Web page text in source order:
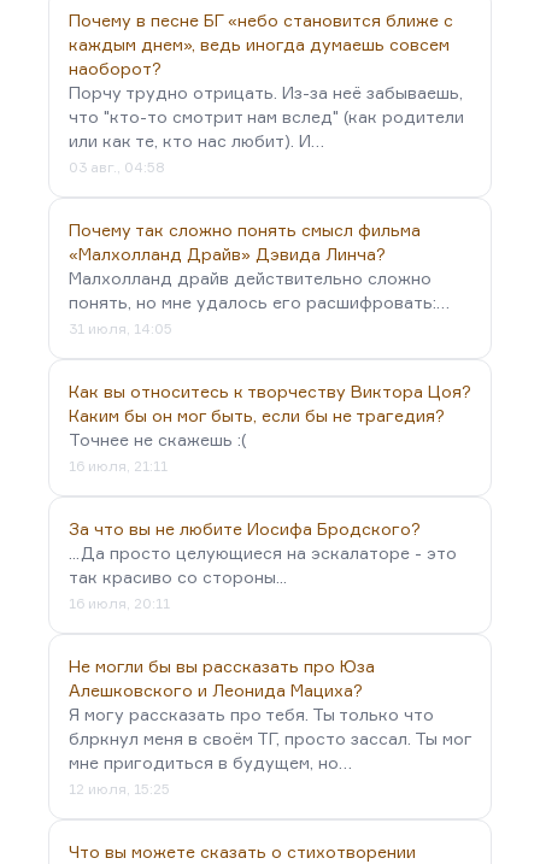
Почему в песне БГ «небо становится ближе с
каждым днем», ведь иногда думаешь совсем
наоборот?
Порчу трудно отрицать. Из-за неё забываешь,
что "кто-то смотрит нам вслед" (как родители
или как те, кто нас любит). И…
03 авг., 04:58
Почему так сложно понять смысл фильма
«Малхолланд Драйв» Дэвида Линча?
Малхолланд драйв действительно сложно
понять, но мне удалось его расшифровать:…
31 июля, 14:05
Как вы относитесь к творчеству Виктора Цоя?
Каким бы он мог быть, если бы не трагедия?
Точнее не скажешь :(
16 июля, 21:11
За что вы не любите Иосифа Бродского?
...Да просто целующиеся на эскалаторе - это
так красиво со стороны...
16 июля, 20:11
Не могли бы вы рассказать про Юза
Алешковского и Леонида Мациха?
Я могу рассказать про тебя. Ты только что
блркнул меня в своём ТГ, просто зассал. Ты мог
мне пригодиться в будущем, но…
12 июля, 15:25
Что вы можете сказать о стихотворении